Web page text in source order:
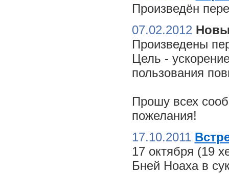
Произведён
07.02.2012
Произведены
Цель -
пользования
Прошу всех
пожелания!
17.10.2011
17 октября (19
Бней Ноаха в